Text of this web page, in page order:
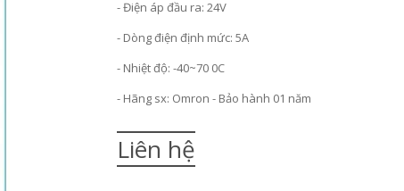
- Điện áp đầu ra: 24V
- Dòng điện định mức: 5A
- Nhiệt độ: -40~70 0C
- Hãng sx: Omron - Bảo hành 01 năm
Liên hệ